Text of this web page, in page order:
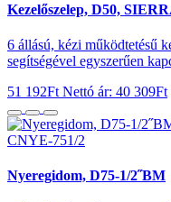
Kezelőszelep, D50,
6 állású, kézi működtetésű
segítségével egyszerűen
51 192Ft Nettó ár: 40 309Ft
CNYE-751/2
Nyeregidom, D75-1/2˝BM